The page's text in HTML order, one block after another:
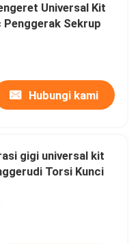
Universal Kit
Sekrup
Hubungi kami
gigi universal kit
Torsi Kunci